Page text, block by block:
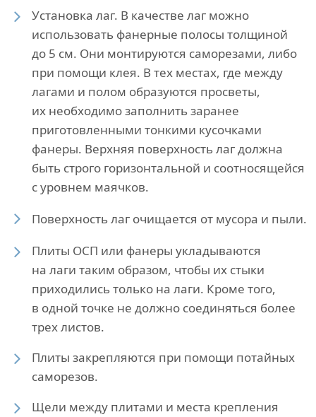
Установка лаг. В качестве лаг можно
использовать фанерные полосы толщиной
до 5 см. Они монтируются саморезами, либо
при помощи клея. В тех местах, где между
лагами и полом образуются просветы,
их необходимо заполнить заранее
приготовленными тонкими кусочками
фанеры. Верхняя поверхность лаг должна
быть строго горизонтальной и соотносящейся
с уровнем маячков.
Поверхность лаг очищается от мусора и пыли.
Плиты ОСП или фанеры укладываются
на лаги таким образом, чтобы их стыки
приходились только на лаги. Кроме того,
в одной точке не должно соединяться более
трех листов.
Плиты закрепляются при помощи потайных
саморезов.
Щели между плитами и места крепления